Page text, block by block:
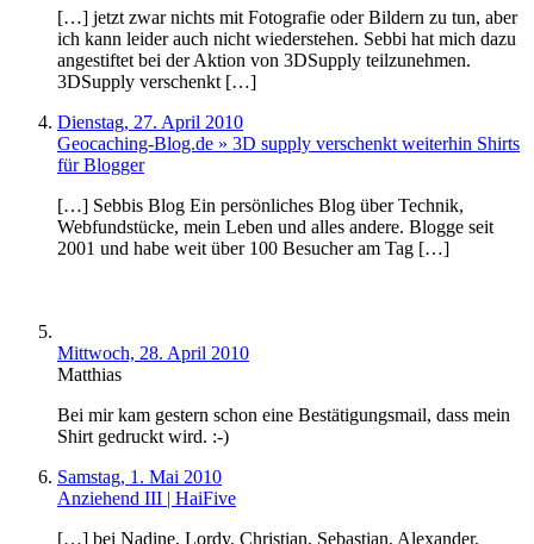
[…] jetzt zwar nichts mit Fotografie oder Bildern zu tun, aber
ich kann leider auch nicht wiederstehen. Sebbi hat mich dazu
angestiftet bei der Aktion von 3DSupply teilzunehmen.
3DSupply verschenkt […]
Dienstag, 27. April 2010
Geocaching-Blog.de » 3D supply verschenkt weiterhin Shirts
für Blogger
[…] Sebbis Blog Ein persönliches Blog über Technik,
Webfundstücke, mein Leben und alles andere. Blogge seit
2001 und habe weit über 100 Besucher am Tag […]
Mittwoch, 28. April 2010
Matthias
Bei mir kam gestern schon eine Bestätigungsmail, dass mein
Shirt gedruckt wird. :-)
Samstag, 1. Mai 2010
Anziehend III | HaiFive
[…] bei Nadine, Lordy, Christian, Sebastian, Alexander,